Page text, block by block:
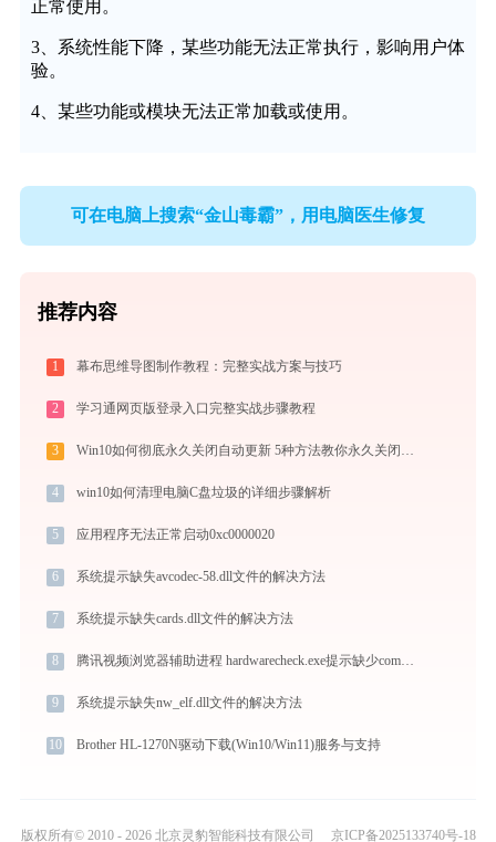
正常使用。
3、系统性能下降，某些功能无法正常执行，影响用户体
验。
4、某些功能或模块无法正常加载或使用。
可在电脑上搜索“金山毒霸”，用电脑医生修复
推荐内容
1 幕布思维导图制作教程：完整实战方案与技巧
2 学习通网页版登录入口完整实战步骤教程
3 Win10如何彻底永久关闭自动更新 5种方法教你永久关闭win10自动更新
4 win10如何清理电脑C盘垃圾的详细步骤解析
5 应用程序无法正常启动0xc0000020
6 系统提示缺失avcodec-58.dll文件的解决方法
7 系统提示缺失cards.dll文件的解决方法
8 腾讯视频浏览器辅助进程 hardwarecheck.exe提示缺少common.dll文件的解决办法
9 系统提示缺失nw_elf.dll文件的解决方法
10 Brother HL-1270N驱动下载(Win10/Win11)服务与支持
版权所有© 2010 - 2026 北京灵豹智能科技有限公司 京ICP备2025133740号-18